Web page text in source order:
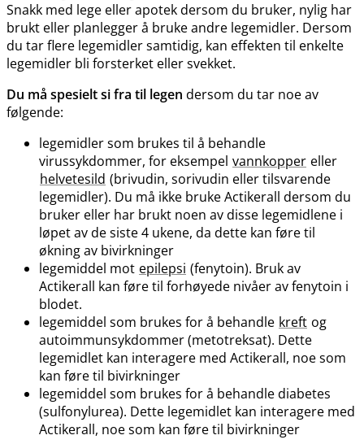
Snakk med lege eller apotek dersom du bruker, nylig har
brukt eller planlegger å bruke andre legemidler. Dersom
du tar flere legemidler samtidig, kan effekten til enkelte
legemidler bli forsterket eller svekket.
Du må spesielt si fra til legen dersom du tar noe av
følgende:
legemidler som brukes til å behandle
virussykdommer, for eksempel vannkopper eller
helvetesild (brivudin, sorivudin eller tilsvarende
legemidler). Du må ikke bruke Actikerall dersom du
bruker eller har brukt noen av disse legemidlene i
løpet av de siste 4 ukene, da dette kan føre til
økning av bivirkninger
legemiddel mot epilepsi (fenytoin). Bruk av
Actikerall kan føre til forhøyede nivåer av fenytoin i
blodet.
legemiddel som brukes for å behandle kreft og
autoimmunsykdommer (metotreksat). Dette
legemidlet kan interagere med Actikerall, noe som
kan føre til bivirkninger
legemiddel som brukes for å behandle diabetes
(sulfonylurea). Dette legemidlet kan interagere med
Actikerall, noe som kan føre til bivirkninger